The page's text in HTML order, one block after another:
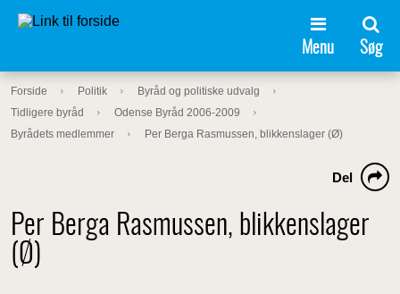
Menu Søg
Forside Politik
Byråd og politiske udvalg
Tidligere byråd
Odense Byråd 2006-2009
Byrådets medlemmer
Per Berga Rasmussen, blikkenslager (Ø)
Per Berga Rasmussen, blikkenslager
(Ø)
Del